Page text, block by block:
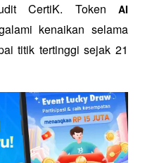
CertiK. Token AI
kenaikan selama
titik tertinggi sejak 21